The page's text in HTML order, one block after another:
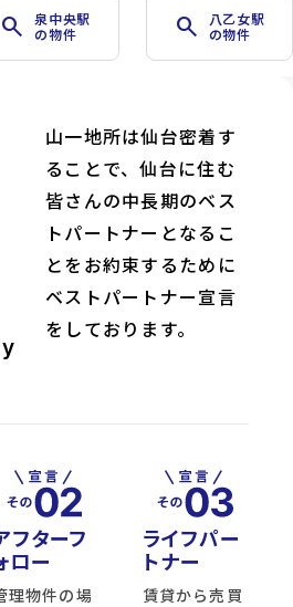
search
泉中央駅
の物件
search
八乙女駅
の物件
山一地所は仙台密着す
ることで、仙台に住む
皆さんの中長期のベス
トパートナーとなるこ
とをお約束するために
ベストパートナー宣言
をしております。
フターフ
ロー
理物件の場
ライフパー
トナー
賃貸から売買